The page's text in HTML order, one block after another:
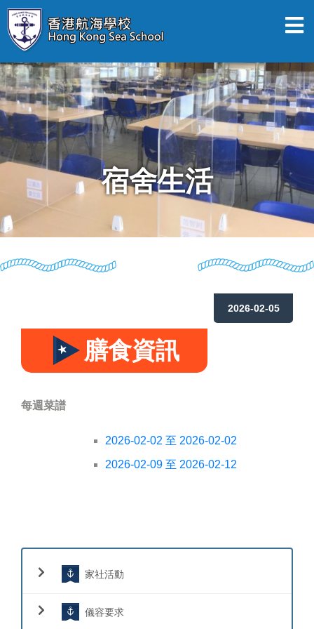
宿舍生活
家社活動
儀容要求
2026-02-05
膳食資訊
每週菜譜
2026-02-02 至 2026-02-02
2026-02-09 至 2026-02-12